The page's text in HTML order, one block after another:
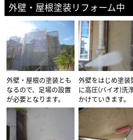
外壁・屋根塗装リフォーム中
外壁・屋根の塗装とも
なるので、足場の設置
が必要となります。
外壁をはじめ塗装
に高圧(バイオ)洗
かけていきます。